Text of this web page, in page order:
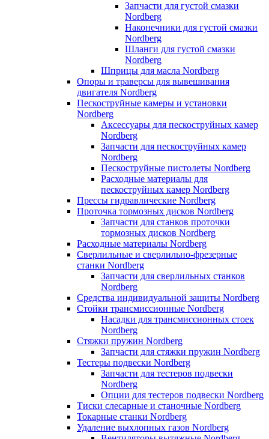
Запчасти для густой смазки
Nordberg
Наконечники для густой смазки
Nordberg
Шланги для густой смазки
Nordberg
Шприцы для масла Nordberg
Опоры и траверсы для вывешивания
двигателя Nordberg
Пескоструйные камеры и установки
Nordberg
Аксессуары для пескоструйных камер
Nordberg
Запчасти для пескоструйных камер
Nordberg
Пескоструйные пистолеты Nordberg
Расходные материалы для
пескоструйных камер Nordberg
Прессы гидравлические Nordberg
Проточка тормозных дисков Nordberg
Запчасти для станков проточки
тормозных дисков Nordberg
Расходные материалы Nordberg
Сверлильные и сверлильно-фрезерные
станки Nordberg
Запчасти для сверлильных станков
Nordberg
Средства индивидуальной защиты Nordberg
Стойки трансмиссионные Nordberg
Насадки для трансмиссионных стоек
Nordberg
Стяжки пружин Nordberg
Запчасти для стяжки пружин Nordberg
Тестеры подвески Nordberg
Запчасти для тестеров подвески
Nordberg
Опции для тестеров подвески Nordberg
Тиски слесарные и станочные Nordberg
Токарные станки Nordberg
Удаление выхлопных газов Nordberg